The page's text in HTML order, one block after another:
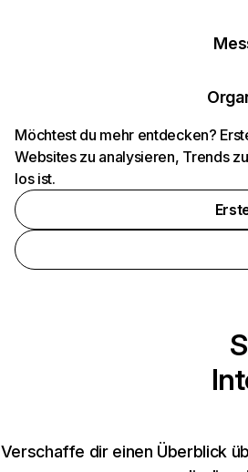
Möchtest du mehr entdecken?
Websites zu analysieren, Trends
los ist.
Verschaffe dir einen Überblick